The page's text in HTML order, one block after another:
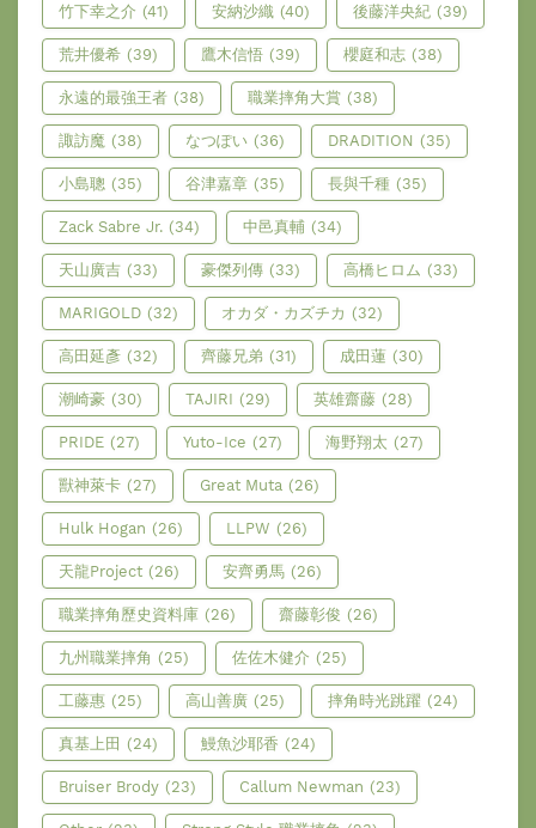
竹下幸之介 (41) 安納沙織 (40) 後藤洋央紀 (39)
荒井優希 (39) 鷹木信悟 (39) 櫻庭和志 (38)
永遠的最強王者 (38) 職業摔角大賞 (38)
諏訪魔 (38) なつぽい (36) DRADITION (35)
小島聰 (35) 谷津嘉章 (35) 長與千種 (35)
Zack Sabre Jr. (34) 中邑真輔 (34)
天山廣吉 (33) 豪傑列傳 (33) 高橋ヒロム (33)
MARIGOLD (32) オカダ・カズチカ (32)
高田延彥 (32) 齊藤兄弟 (31) 成田蓮 (30)
潮崎豪 (30) TAJIRI (29) 英雄齋藤 (28)
PRIDE (27) Yuto-Ice (27) 海野翔太 (27)
獸神萊卡 (27) Great Muta (26)
Hulk Hogan (26) LLPW (26)
天龍Project (26) 安齊勇馬 (26)
職業摔角歷史資料庫 (26) 齋藤彰俊 (26)
九州職業摔角 (25) 佐佐木健介 (25)
工藤惠 (25) 高山善廣 (25) 摔角時光跳躍 (24)
真基上田 (24) 鰻魚沙耶香 (24)
Bruiser Brody (23) Callum Newman (23)